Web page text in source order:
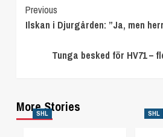
Continue
Reading
Previous
Ilskan i Djurgården: ”Ja, men
Tunga besked för HV71 –
More Stories
SHL SHL